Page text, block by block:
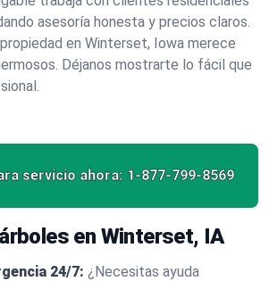
asesoría honesta y precios claros.
en Winterset, Iowa merece
Déjanos mostrarte lo fácil que
servicio ahora: 1-877-799-8569
en Winterset, IA
24/7: ¿Necesitas ayuda